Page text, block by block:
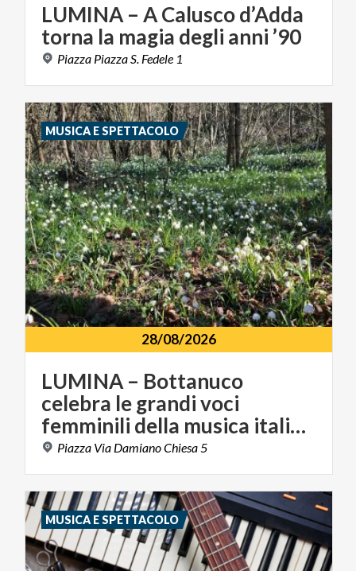
LUMINA – ACaluscod’Adda
torna la magia degli anni ’90
Piazza Piazza S. Fedele 1
28/08/2026
LUMINA – Bottanuco
celebra le grandi voci
femminili della musica italiana
Piazza Via DamianoChiesa5
MUSICA E SPETTACOLO
MUSICA E SPETTACOLO